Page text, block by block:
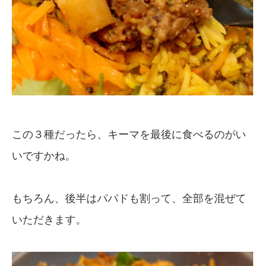
この３種だったら、キーマを最後に食べるのがい
いですかね。
もちろん、後半はパパドも割って、全部を混ぜて
いただきます。